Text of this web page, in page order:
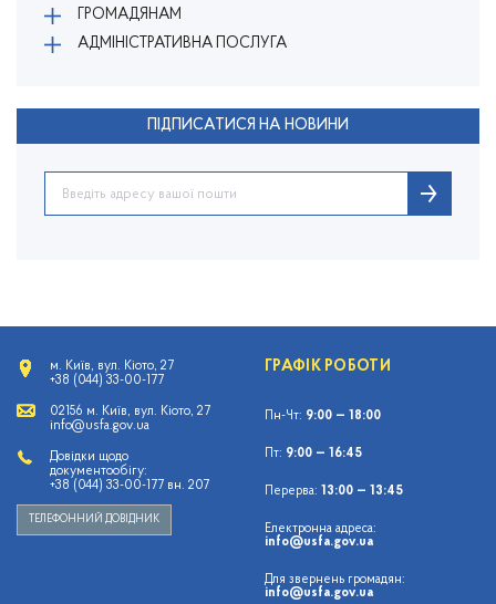
ГРОМАДЯНАМ
АДМІНІСТРАТИВНА ПОСЛУГА
ПІДПИСАТИСЯ НА НОВИНИ
м. Київ, вул. Кіото, 27
+38 (044) 33-00-177
02156 м. Київ, вул. Кіото, 27
info@usfa.gov.ua
Довідки щодо
документообігу:
+38 (044) 33-00-177 вн. 207
ТЕЛЕФОННИЙ ДОВІДНИК
ГРАФІК РОБОТИ
Пн-Чт: 9:00 — 18:00
Пт: 9:00 — 16:45
Перерва: 13:00 — 13:45
Електронна адреса:
info@usfa.gov.ua
Для звернень громадян:
info@usfa.gov.ua